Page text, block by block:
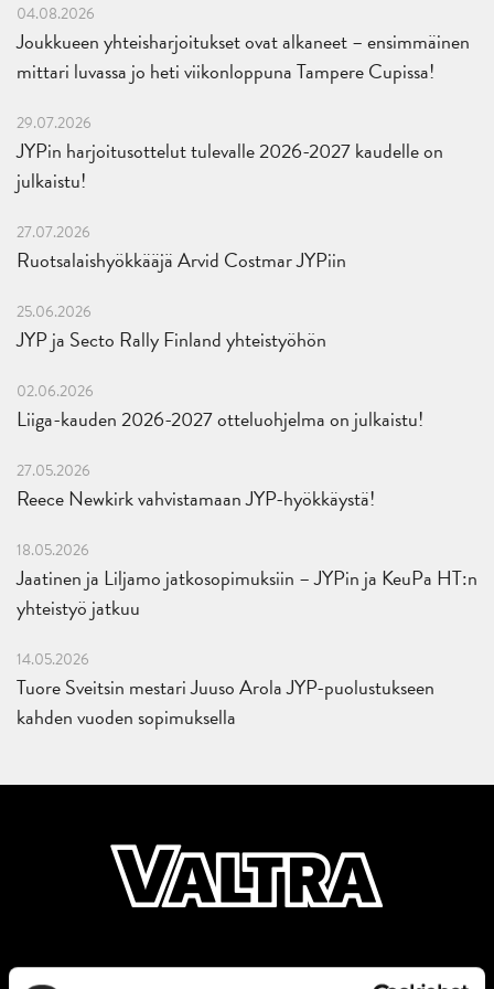
04.08.2026
Joukkueen yhteisharjoitukset ovat alkaneet – ensimmäinen
mittari luvassa jo heti viikonloppuna Tampere Cupissa!
29.07.2026
JYPin harjoitusottelut tulevalle 2026-2027 kaudelle on
julkaistu!
27.07.2026
Ruotsalaishyökkääjä Arvid Costmar JYPiin
25.06.2026
JYP ja Secto Rally Finland yhteistyöhön
02.06.2026
Liiga-kauden 2026-2027 otteluohjelma on julkaistu!
27.05.2026
Reece Newkirk vahvistamaan JYP-hyökkäystä!
18.05.2026
Jaatinen ja Liljamo jatkosopimuksiin – JYPin ja KeuPa HT:n
yhteistyö jatkuu
14.05.2026
Tuore Sveitsin mestari Juuso Arola JYP-puolustukseen
kahden vuoden sopimuksella